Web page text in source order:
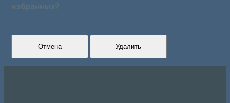
избранных?
Отмена Удалить